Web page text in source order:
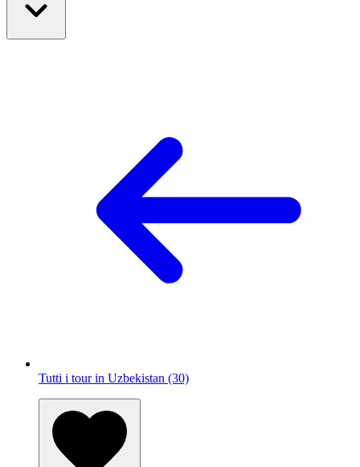
Tutti i tour in Uzbekistan (30)